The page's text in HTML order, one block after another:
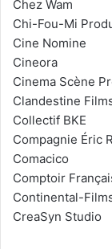
Chez Wam
Chi-Fou-Mi
Cine Nomine
Cineora
Cinema Scène
Clandestine
Collectif BKE
Compagnie Éric
Comacico
Comptoir
Continental-
CreaSyn Studio